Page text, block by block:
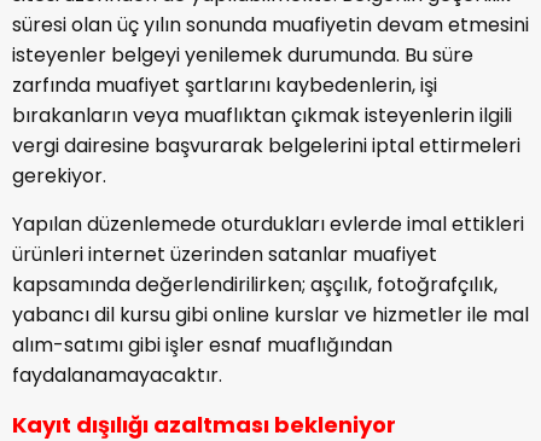
süresi olan üç yılın sonunda muafiyetin devam etmesini
isteyenler belgeyi yenilemek durumunda. Bu süre
zarfında muafiyet şartlarını kaybedenlerin, işi
bırakanların veya muaflıktan çıkmak isteyenlerin ilgili
vergi dairesine başvurarak belgelerini iptal ettirmeleri
gerekiyor.
Yapılan düzenlemede oturdukları evlerde imal ettikleri
ürünleri internet üzerinden satanlar muafiyet
kapsamında değerlendirilirken; aşçılık, fotoğrafçılık,
yabancı dil kursu gibi online kurslar ve hizmetler ile mal
alım-satımı gibi işler esnaf muaflığından
faydalanamayacaktır.
Kayıt dışılığı azaltması bekleniyor